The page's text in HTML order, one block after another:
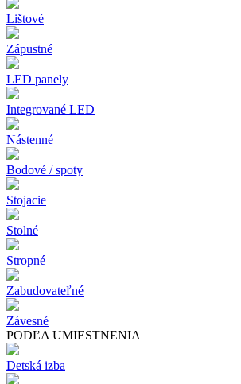
Lištové
Zápustné
LED panely
Integrované LED
Nástenné
Bodové / spoty
Stojacie
Stolné
Stropné
Zabudovateľné
Závesné
PODĽA UMIESTNENIA
Detská izba